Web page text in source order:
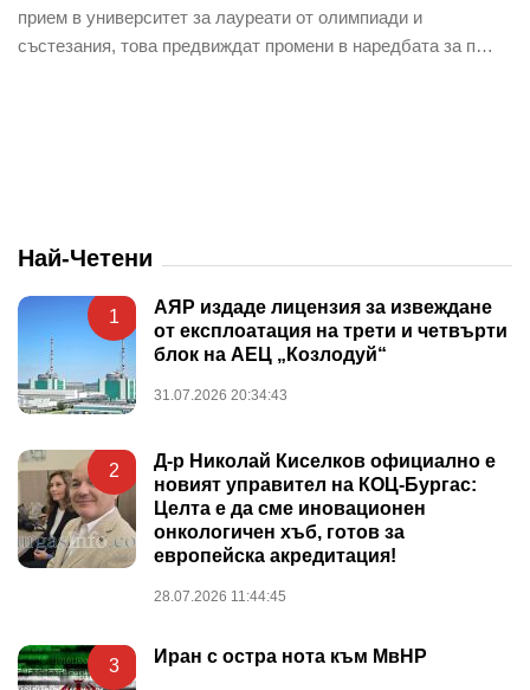
прием в университет за лауреати от олимпиади и
състезания, това предвиждат промени в наредбата за п…
Най-Четени
1
АЯР издаде лицензия за извеждане
от експлоатация на трети и четвърти
блок на АЕЦ „Козлодуй“
31.07.2026 20:34:43
2
Д-р Николай Киселков официално е
новият управител на КОЦ-Бургас:
Целта е да сме иновационен
онкологичен хъб, готов за
европейска акредитация!
28.07.2026 11:44:45
3 Иран с остра нота към МвНР